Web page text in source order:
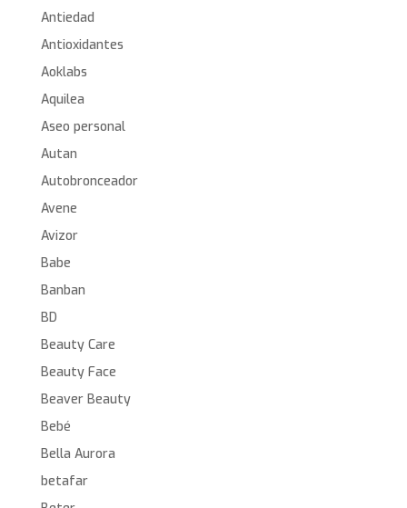
Antiedad
Antioxidantes
Aoklabs
Aquilea
Aseo personal
Autan
Autobronceador
Avene
Avizor
Babe
Banban
BD
Beauty Care
Beauty Face
Beaver Beauty
Bebé
Bella Aurora
betafar